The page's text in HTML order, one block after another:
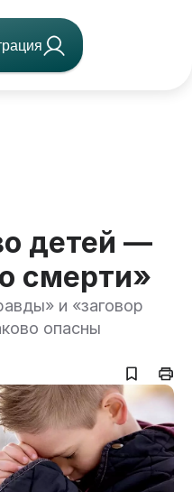
детей —
смерти»
и «заговор
опасны